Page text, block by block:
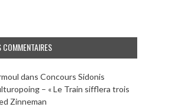
COMMENTAIRES
dans Concours Sidonis
– « Le Train sifflera trois
Zinneman